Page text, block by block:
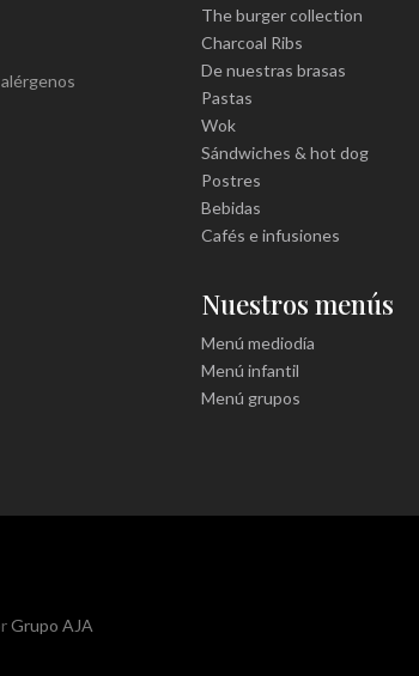
The burger collection
Charcoal Ribs
De nuestras brasas
Pastas
Wok
Sándwiches & hot dog
Postres
Bebidas
Cafés e infusiones
Nuestros menús
Menú mediodía
Menú infantil
Menú grupos
Grupo AJA